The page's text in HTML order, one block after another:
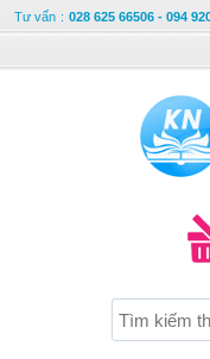
Tư vấn : 028 625 66506 - 094